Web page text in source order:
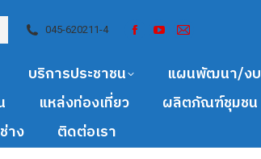
045-620211-4
บริการประชาชน
แผนพัฒนา/ง
แหล่งท่องเที่ยว ผลิตภัณฑ์ชุมชน
าง ติดต่อเรา